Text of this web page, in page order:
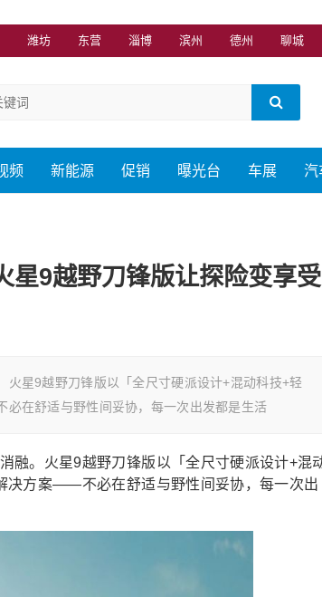
潍坊 东营 淄博 滨州 德州 聊城
频 新能源 促销 曝光台 车展 汽
9越野刀锋版让探险变享受
星9越野刀锋版以「全尺寸硬派设计+混动科技+轻
在舒适与野性间妥协，每一次出发都是生活
融。火星9越野刀锋版以「全尺寸硬派设计+混
决方案——不必在舒适与野性间妥协，每一次出